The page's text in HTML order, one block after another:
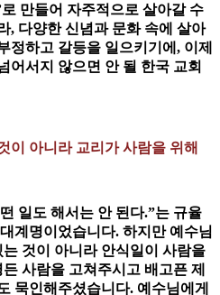
만들어 자주적으로 살아갈 수
, 다양한 신념과 문화 속에 살아
정하고 갈등을 일으키기에, 이제
어서지 않으면 안 될 한국 교회
이 아니라 교리가 사람을 위해
일도 해서는 안 된다.”는 규율
계명이었습니다. 하지만 예수님
것이 아니라 안식일이 사람을
사람을 고쳐주시고 배고픈 제
묵인해주셨습니다. 예수님에게